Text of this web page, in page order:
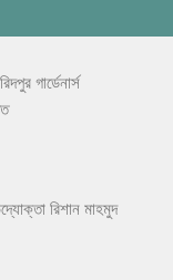
গার্ডেনার্স
রিশান মাহমুদ